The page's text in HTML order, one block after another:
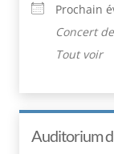
Prochain
Concert
Tout voir
Auditorium